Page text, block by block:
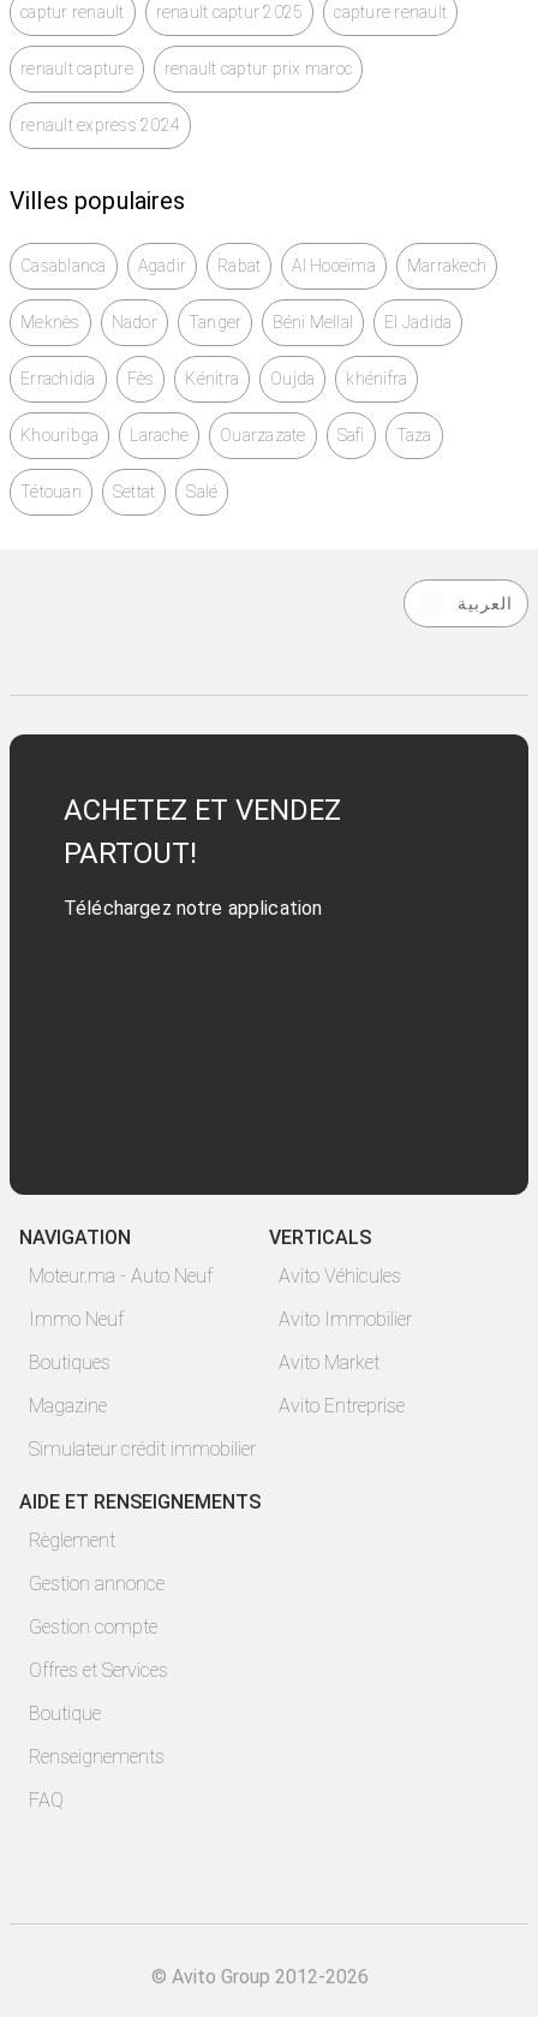
captur renault renault captur 2025 capture renault
renault capture renault captur prix maroc
renault express 2024
Villes populaires
Casablanca Agadir Rabat Al Hoceïma Marrakech
Meknès Nador Tanger Béni Mellal El Jadida
Errachidia Fès Kénitra Oujda khénifra
Khouribga Larache Ouarzazate Safi Taza
Tétouan Settat Salé
العربية
ACHETEZ ET VENDEZ
PARTOUT!
Téléchargez notre application
NAVIGATION
Moteur.ma - Auto Neuf
Immo Neuf
Boutiques
Magazine
Simulateur crédit immobilier
VERTICALS
Avito Véhicules
Avito Immobilier
Avito Market
Avito Entreprise
AIDE ET RENSEIGNEMENTS
Règlement
Gestion annonce
Gestion compte
Offres et Services
Boutique
Renseignements
FAQ
© Avito Group 2012-2026